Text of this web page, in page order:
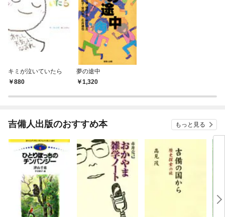
キミが泣いていたら
880
夢の途中
1,320
吉備人出版のおすすめ本 もっと見る